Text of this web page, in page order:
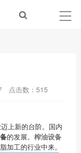
点击数： 515
上新的台阶。国内
的发展。 榨油设备
加工的行业中来。